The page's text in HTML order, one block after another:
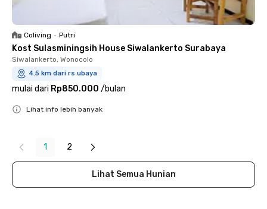
Coliving • Putri
Kost Sulasminingsih House Siwalankerto Surabaya
Siwalankerto, Wonocolo
4.5 km dari rs ubaya
mulai dari Rp850.000 /bulan
Lihat info lebih banyak
1 2
Lihat Semua Hunian